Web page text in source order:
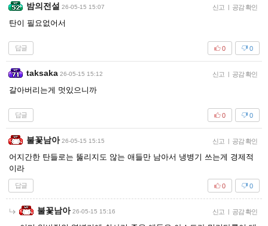
밤의전설 26-05-15 15:07 신고 | 공감 확인
탄이 필요없어서
답글 0
0
taksaka 26-05-15 15:12 신고 | 공감 확인
갈아버리는게 멋있으니까
답글 0
0
불꽃남아 26-05-15 15:15 신고 | 공감 확인
어지간한 탄들로는 뚫리지도 않는 애들만 남아서 냉병기 쓰는게 경제적
이라
답글 0
0
불꽃남아 26-05-15 15:16 신고 | 공감 확인